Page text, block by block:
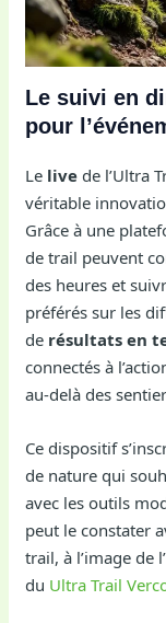
Le suivi en
pour
Le live de l’Ultra
véritable
Grâce à une
de trail peuvent
des heures et
préférés sur les
de résultats en
connectés à
au-delà des
Ce dispositif
de nature qui
avec les outils
peut le constater
trail, à l’image de
du Ultra Trail